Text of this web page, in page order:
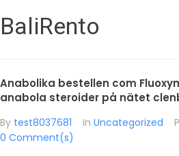
BaliRento
Anabolika bestellen com
anabola steroider på nätet
By test8037681 In Uncategorized
0 Comment(s)